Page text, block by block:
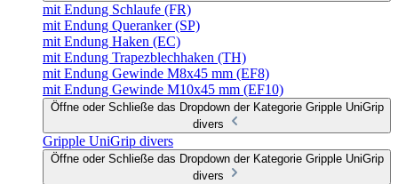
mit Endung Schlaufe (FR)
mit Endung Queranker (SP)
mit Endung Haken (EC)
mit Endung Trapezblechhaken (TH)
mit Endung Gewinde M8x45 mm (EF8)
mit Endung Gewinde M10x45 mm (EF10)
Öffne oder Schließe das Dropdown der Kategorie Gripple UniGrip
divers
Gripple UniGrip divers
Öffne oder Schließe das Dropdown der Kategorie Gripple UniGrip
divers